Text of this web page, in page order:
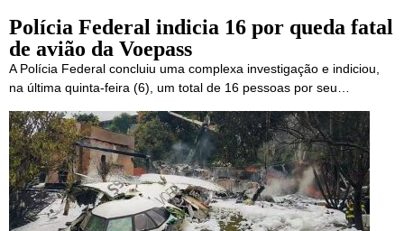
Polícia Federal indicia 16 por queda fatal
de avião da Voepass
A Polícia Federal concluiu uma complexa investigação e indiciou,
na última quinta-feira (6), um total de 16 pessoas por seu…